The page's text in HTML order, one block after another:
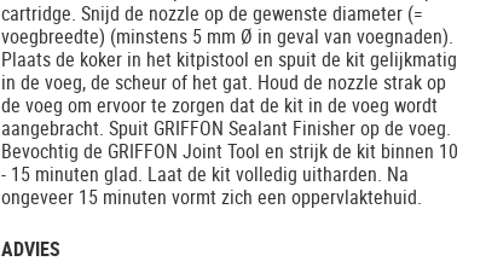
cartridge. Snijd de nozzle op de gewenste diameter (=
voegbreedte) (minstens 5 mm Ø in geval van voegnaden).
Plaats de koker in het kitpistool en spuit de kit gelijkmatig
in de voeg, de scheur of het gat. Houd de nozzle strak op
de voeg om ervoor te zorgen dat de kit in de voeg wordt
aangebracht. Spuit GRIFFON Sealant Finisher op de voeg.
Bevochtig de GRIFFON Joint Tool en strijk de kit binnen 10
- 15 minuten glad. Laat de kit volledig uitharden. Na
ongeveer 15 minuten vormt zich een oppervlaktehuid.
ADVIES